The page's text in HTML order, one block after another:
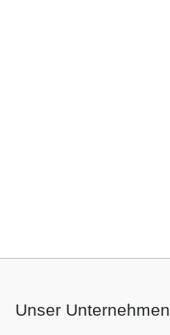
Unser Unternehmen